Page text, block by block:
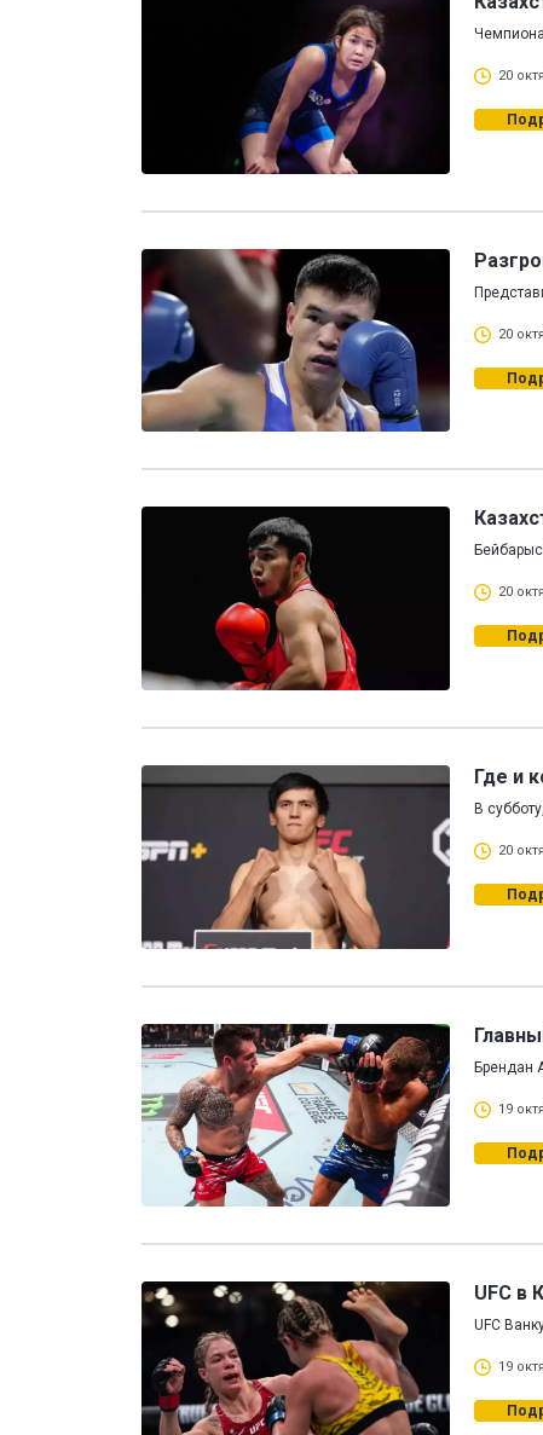
20
20
20
Где и
В
20
Брендан
19
UFC в
UFC
19